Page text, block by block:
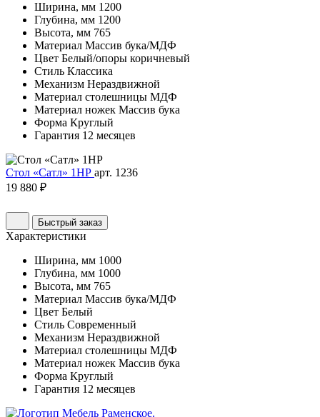
Ширина, мм 1200
Глубина, мм 1200
Высота, мм 765
Материал Массив бука/МДФ
Цвет Белый/опоры коричневый
Стиль Классика
Механизм Нераздвижной
Материал столешницы МДФ
Материал ножек Массив бука
Форма Круглый
Гарантия 12 месяцев
Стол «Сатл» 1НР арт. 1236
19 880 ₽
Быстрый заказ
Характеристики
Ширина, мм 1000
Глубина, мм 1000
Высота, мм 765
Материал Массив бука/МДФ
Цвет Белый
Стиль Современный
Механизм Нераздвижной
Материал столешницы МДФ
Материал ножек Массив бука
Форма Круглый
Гарантия 12 месяцев